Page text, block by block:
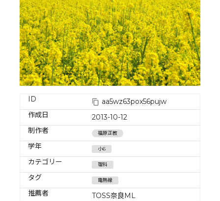
ID
aa5wz63pox56pujw
作成日
2013-10-12
制作者
福原正教
学年 小6
カテゴリー 理科
タグ 電熱線
推薦者 TOSS奈良ML